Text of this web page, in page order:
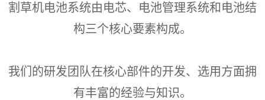
割草机电池系统由电芯、电池管理系统和电池结
构三个核心要素构成。
我们的研发团队在核心部件的开发、选用方面拥
有丰富的经验与知识。